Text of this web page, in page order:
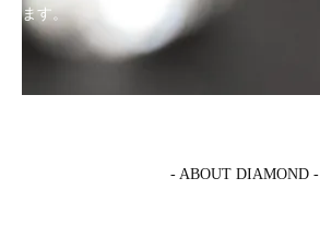
ます。
- ABOUT DIAMOND -